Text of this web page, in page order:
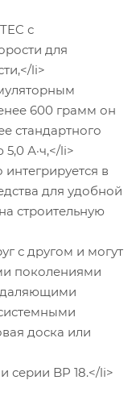
с
для
li>
600 грамм он
стандартного
А·ч,</li>
в
для удобной
строительную
с другом и могут
поколениями
доска или
серии BP 18.</li>